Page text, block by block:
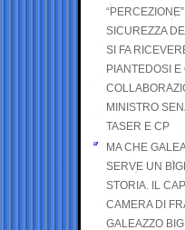
SICUREZZA
SI FA
PIANTEDOSI E
MINISTRO
TASER E CP
MA CHE
SERVE UN
STORIA. IL
CAMERA DI
GALEAZZO